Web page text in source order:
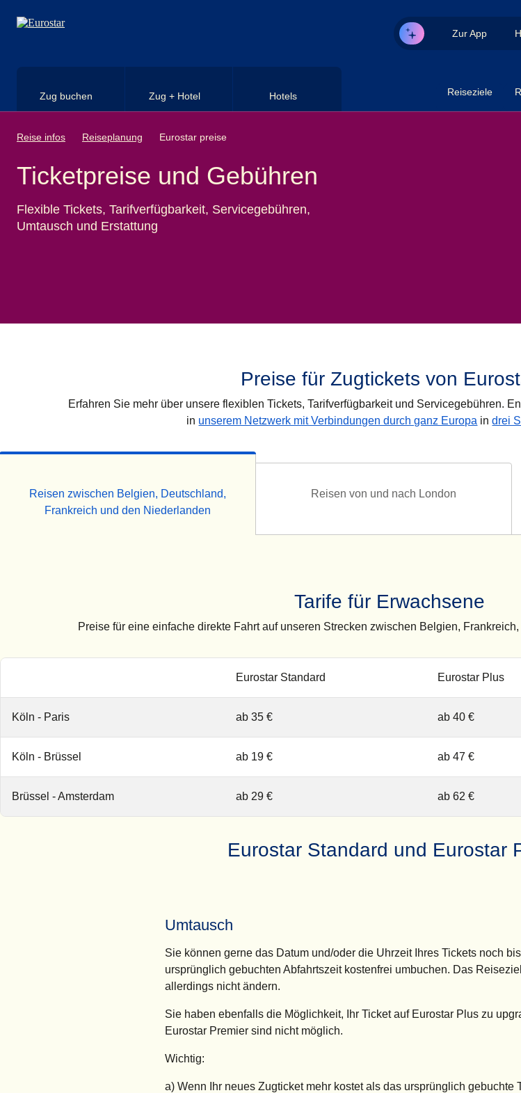
Zur App
Zug buchen Zug + Hotel Hotels Reiseziele
Reise infos Reiseplanung Eurostar preise
Ticketpreise und Gebühren
Flexible Tickets, Tarifverfügbarkeit, Servicegebühren,
Umtausch und Erstattung
Preise für Zugtickets von
Erfahren Sie mehr über unsere flexiblen Tickets, Tarifverfügbarkeit und Servicegebühren.
in unserem Netzwerk mit Verbindungen durch ganz Europa indrei
Reisen zwischen Belgien, Deutschland,
Frankreich und den Niederlanden
Reisen von und nach London
Tarife für Erwachsene
Preise für eine einfache direkte Fahrt auf unseren Strecken zwischen Belgien,
Eurostar Standard Eurostar Plus
Köln - Paris ab 35 € ab 40 €
Köln - Brüssel ab 19 € ab 47 €
Brüssel - Amsterdam ab 29 € ab 62 €
Eurostar Standard und Eurostar
Umtausch
Sie können gerne das Datum und/oder die Uhrzeit Ihres Tickets noch
ursprünglich gebuchten Abfahrtszeit kostenfrei umbuchen. Das
allerdings nicht ändern.
Sie haben ebenfalls die Möglichkeit, Ihr Ticket auf Eurostar Plus zu
Eurostar Premier sind nicht möglich.
Wichtig:
a) Wenn Ihr neues Zugticket mehr kostet als das ursprünglich gebuchte